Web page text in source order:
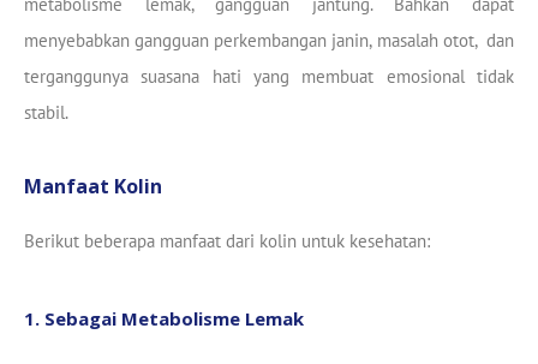
menyebabkan gangguan perkembangan janin, masalah otot, dan
terganggunya suasana hati yang membuat emosional tidak
stabil.
Manfaat Kolin
Berikut beberapa manfaat dari kolin untuk kesehatan:
1. Sebagai Metabolisme Lemak